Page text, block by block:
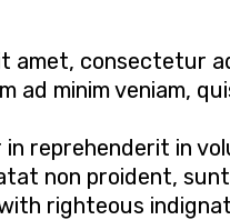
amet, consectetur
ad minim veniam,
in reprehenderit in
non proident,
righteous